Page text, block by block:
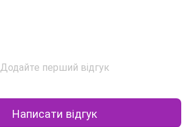
Додайте перший відгук
Написати відгук